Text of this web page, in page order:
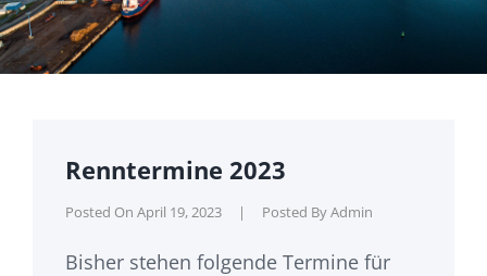
Renntermine 2023
Posted On April 19, 2023 | Posted ByAdmin
Bisher stehen folgende Termine für